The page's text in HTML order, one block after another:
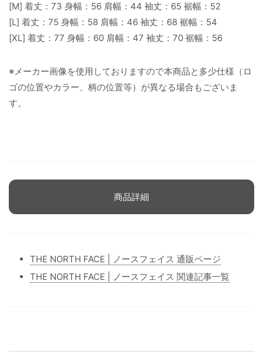
[M] 着丈：73 身幅：56 肩幅：44 袖丈：65 裾幅：52
[L] 着丈：75 身幅：58 肩幅：46 袖丈：68 裾幅：54
[XL] 着丈：77 身幅：60 肩幅：47 袖丈：70 裾幅：56
※メーカー画像を使用しておりますので本商品と多少仕様（ロ
ゴの位置やカラー、柄の位置等）が異なる場合もございま
す。
商品詳細
THE NORTH FACE | ノースフェイス 通販ページ
THE NORTH FACE | ノースフェイス 関連記事一覧